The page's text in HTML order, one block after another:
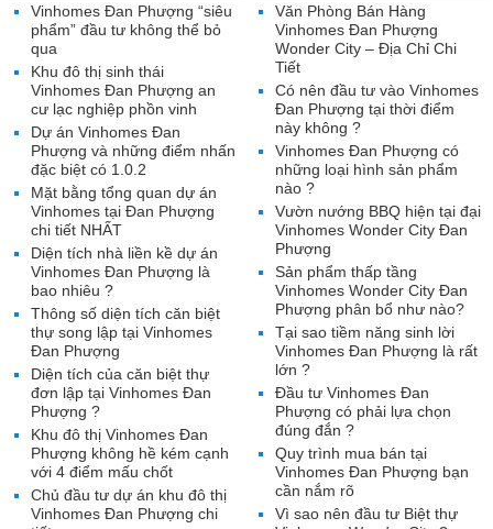
Văn Phòng Bán Hàng
Vinhomes Đan Phượng
Wonder City – Địa Chỉ Chi
Tiết
Có nên đầu tư vào Vinhomes
Đan Phượng tại thời điểm
này không ?
Vinhomes Đan Phượng có
những loại hình sản phẩm
nào ?
Vườn nướng BBQ hiện tại đại
Vinhomes Wonder City Đan
Phượng
Sản phẩm thấp tầng
Vinhomes Wonder City Đan
Phượng phân bổ như nào?
Tại sao tiềm năng sinh lời
Vinhomes Đan Phượng là rất
lớn ?
Đầu tư Vinhomes Đan
Phượng có phải lựa chọn
đúng đắn ?
Quy trình mua bán tại
Vinhomes Đan Phượng bạn
cần nắm rõ
Vì sao nên đầu tư Biệt thự
Vinhomes Đan Phượng “siêu
phẩm” đầu tư không thể bỏ
qua
Khu đô thị sinh thái
Vinhomes Đan Phượng an
cư lạc nghiệp phồn vinh
Dự án Vinhomes Đan
Phượng và những điểm nhấn
đặc biệt có 1.0.2
Mặt bằng tổng quan dự án
Vinhomes tại Đan Phượng
chi tiết NHẤT
Diện tích nhà liền kề dự án
Vinhomes Đan Phượng là
bao nhiêu ?
Thông số diện tích căn biệt
thự song lập tại Vinhomes
Đan Phượng
Diện tích của căn biệt thự
đơn lập tại Vinhomes Đan
Phượng ?
Khu đô thị Vinhomes Đan
Phượng không hề kém cạnh
với 4 điểm mấu chốt
Chủ đầu tư dự án khu đô thị
Vinhomes Đan Phượng chi